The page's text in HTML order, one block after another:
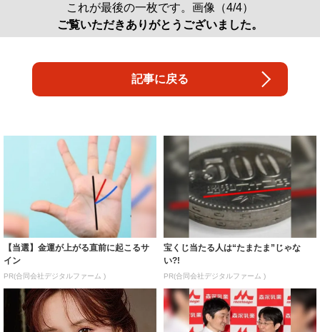
これが最後の一枚です。画像（4/4）
ご覧いただきありがとうございました。
記事に戻る
【当選】金運が上がる直前に起こるサ
イン
PR(合同会社デジタルファーム )
宝くじ当たる人は“たまたま”じゃな
い?!
PR(合同会社デジタルファーム )